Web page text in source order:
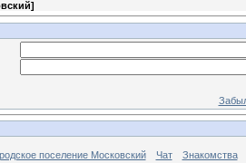
]
поселение Московский Чат
Знакомства